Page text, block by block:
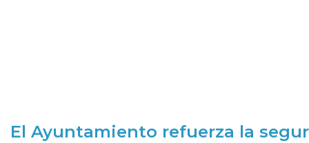
El Ayuntamiento refuerza la